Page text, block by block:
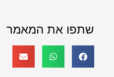
שתפו את המאמר